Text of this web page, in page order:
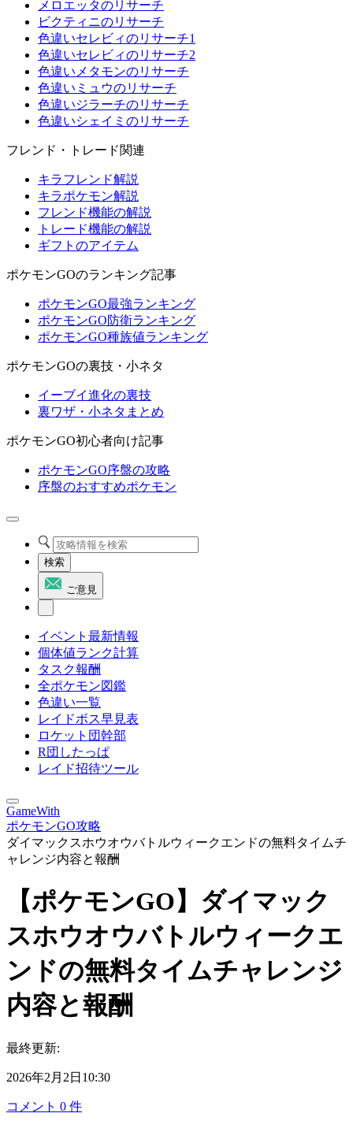
メロエッタのリサーチ
ビクティニのリサーチ
色違いセレビィのリサーチ1
色違いセレビィのリサーチ2
色違いメタモンのリサーチ
色違いミュウのリサーチ
色違いジラーチのリサーチ
色違いシェイミのリサーチ
フレンド・トレード関連
キラフレンド解説
キラポケモン解説
フレンド機能の解説
トレード機能の解説
ギフトのアイテム
ポケモンGOのランキング記事
ポケモンGO最強ランキング
ポケモンGO防衛ランキング
ポケモンGO種族値ランキング
ポケモンGOの裏技・小ネタ
イーブイ進化の裏技
裏ワザ・小ネタまとめ
ポケモンGO初心者向け記事
ポケモンGO序盤の攻略
序盤のおすすめポケモン
検索
ご意見
イベント最新情報
個体値ランク計算
タスク報酬
全ポケモン図鑑
色違い一覧
レイドボス早見表
ロケット団幹部
R団したっぱ
レイド招待ツール
GameWith
ポケモンGO攻略
ダイマックスホウオウバトルウィークエンドの無料タイムチ
ャレンジ内容と報酬
【ポケモンGO】ダイマック
スホウオウバトルウィークエ
ンドの無料タイムチャレンジ
内容と報酬
最終更新:
2026年2月2日10:30
コメント 0 件